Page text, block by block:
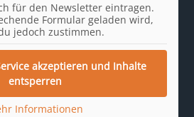
für den Newsletter eintragen.
Formular geladen wird,
jedoch zustimmen.
akzeptieren und Inhalte
entsperren
Informationen